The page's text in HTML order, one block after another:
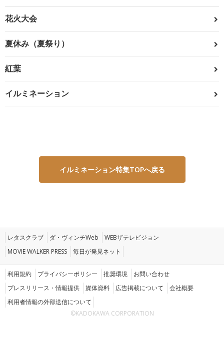
花火大会
夏休み（夏祭り）
紅葉
イルミネーション
イルミネーション特集TOPへ戻る
レタスクラブ ダ・ヴィンチWeb
WEBザテレビジョン
MOVIE WALKER PRESS
毎日が発見ネット
利用規約 プライバシーポリシー 推奨環境
お問い合わせ
プレスリリース・情報提供
媒体資料 広告掲載について
会社概要
利用者情報の外部送信について
©KADOKAWA CORPORATION